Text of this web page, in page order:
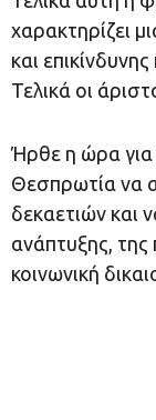
χαρακτηρίζει
και
Τελικά οι
Ήρθε η ώρα για
Θεσπρωτία να
δεκαετιών και
ανάπτυξης,
κοινωνική